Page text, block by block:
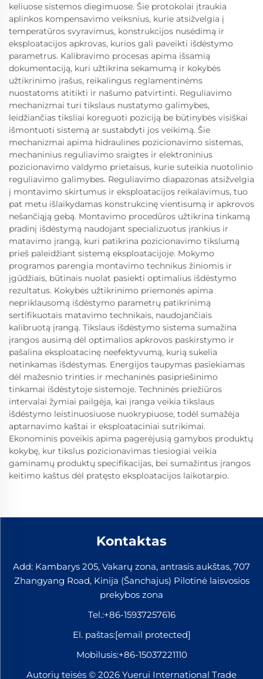
keliuose sistemos diegimuose. Šie protokolai įtraukia
aplinkos kompensavimo veiksnius, kurie atsižvelgia į
temperatūros svyravimus, konstrukcijos nusėdimą ir
eksploatacijos apkrovas, kurios gali paveikti išdėstymo
parametrus. Kalibravimo procesas apima išsamią
dokumentaciją, kuri užtikrina sekamumą ir kokybės
užtikrinimo įrašus, reikalingus reglamentinėms
nuostatoms atitikti ir našumo patvirtinti. Reguliavimo
mechanizmai turi tikslaus nustatymo galimybes,
leidžiančias tiksliai koreguoti poziciją be būtinybės visiškai
išmontuoti sistemą ar sustabdyti jos veikimą. Šie
mechanizmai apima hidraulines pozicionavimo sistemas,
mechaninius reguliavimo sraigtes ir elektroninius
pozicionavimo valdymo prietaisus, kurie suteikia nuotolinio
reguliavimo galimybes. Reguliavimo diapazonas atsižvelgia
į montavimo skirtumus ir eksploatacijos reikalavimus, tuo
pat metu išlaikydamas konstrukcinę vientisumą ir apkrovos
nešančiąją gebą. Montavimo procedūros užtikrina tinkamą
pradinį išdėstymą naudojant specializuotus įrankius ir
matavimo įrangą, kuri patikrina pozicionavimo tikslumą
prieš paleidžiant sistemą eksploatacijoje. Mokymo
programos parengia montavimo technikus žiniomis ir
įgūdžiais, būtinais nuolat pasiekti optimalius išdėstymo
rezultatus. Kokybės užtikrinimo priemonės apima
nepriklausomą išdėstymo parametrų patikrinimą
sertifikuotais matavimo technikais, naudojančiais
kalibruotą įrangą. Tikslaus išdėstymo sistema sumažina
įrangos ausimą dėl optimalios apkrovos paskirstymo ir
pašalina eksploatacinę neefektyvumą, kurią sukelia
netinkamas išdėstymas. Energijos taupymas pasiekiamas
dėl mažesnio trinties ir mechaninės pasipriešinimo
tinkamai išdėstytoje sistemoje. Techninės priežiūros
intervalai žymiai pailgėja, kai įranga veikia tikslaus
išdėstymo leistinuosiuose nuokrypiuose, todėl sumažėja
aptarnavimo kaštai ir eksploataciniai sutrikimai.
Ekonominis poveikis apima pagerėjusią gamybos produktų
kokybę, kur tikslus pozicionavimas tiesiogiai veikia
gaminamų produktų specifikacijas, bei sumažintus įrangos
keitimo kaštus dėl pratęsto eksploatacijos laikotarpio.
Kontaktas
Add: Kambarys 205, Vakarų zona, antrasis aukštas, 707
Zhangyang Road, Kinija (Šanchajus) Pilotinė laisvosios
prekybos zona
Tel.:+86-15937257616
El. paštas:[email protected]
Mobilusis:+86-15037221110
Autorių teisės © 2026 Yuerui International Trade